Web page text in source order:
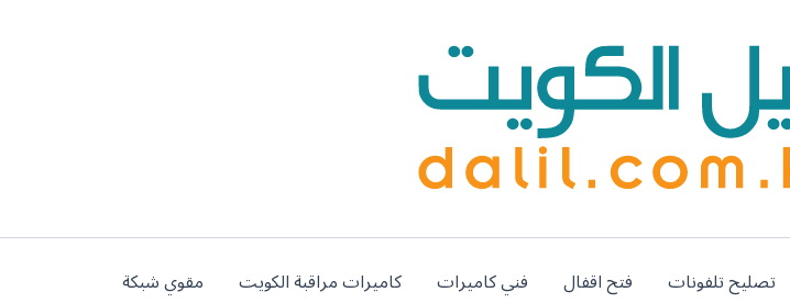
تصليح تلفونات فتح اقفال فني كاميرات كاميرات مراقبة الكويت مقوي شبكة